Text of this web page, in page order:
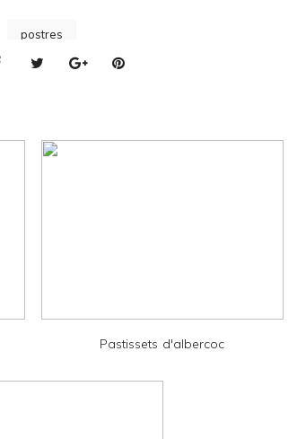
postres
Pastissets d'albercoc